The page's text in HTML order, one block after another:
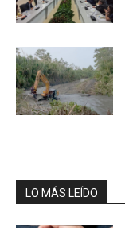
LO MÁS LEÍDO